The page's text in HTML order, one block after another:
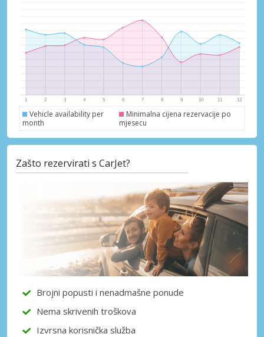
Posebni popusti
Pristupite ekskluzivnim ponudama naših
dobavljača
Prijava putem eLinka
Vehicle availability per
month
Minimalna cijena rezervacije po
mjesecu
Zašto rezervirati s CarJet?
Brojni popusti i nenadmašne ponude
Nema skrivenih troškova
Izvrsna korisnička služba